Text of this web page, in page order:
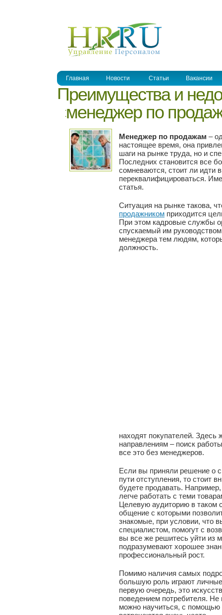
Главная Новости Статьи Вакансии
Преимущества и
«менеджер по
Менеджер по продажам –
настоящее время, она
шаги на рынке труда, но и
Последних становится все
сомневаются, стоит ли идти
переквалифицироваться.
статья.
Ситуация на рынке такова,
продажником приходится
При этом кадровые службы
спускаемый им
менеджера тем людям,
должность.
находят покупателей.
направлениям – поиск
все это без менеджеров.
Если вы приняли решение о
пути отступления, то стоит
будете продавать.
легче работать с теми
Целевую аудиторию в таком
общение с которыми
знакомые, при условии, что
специалистом, помогут с
вы все же решитесь уйти из
подразумевают хорошее
профессиональный рост.
Помимо наличия самых
большую роль играют
первую очередь, это
поведением потребителя.
можно научиться, с помощью